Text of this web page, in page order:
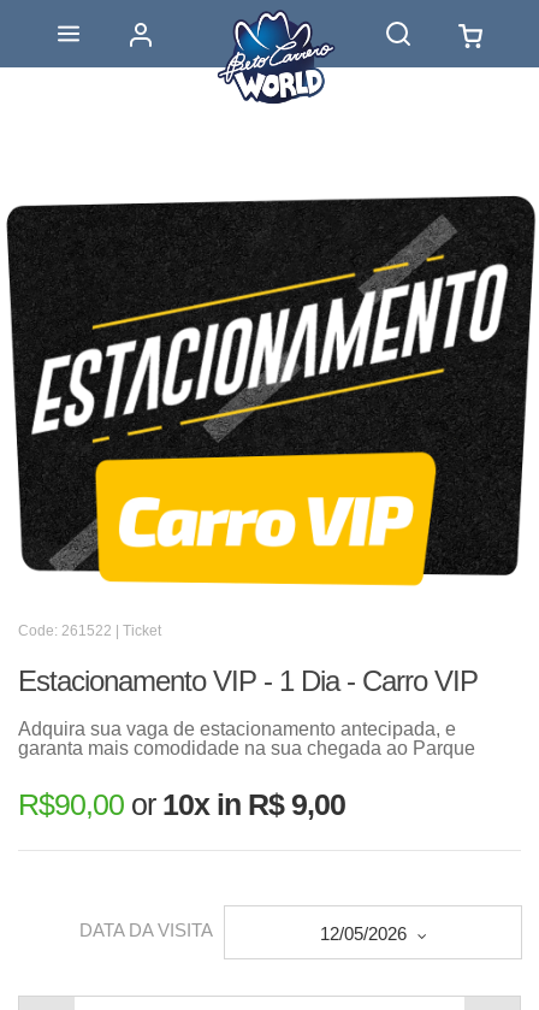
Code: 261522 | Ticket
Estacionamento VIP - 1 Dia - Carro VIP
Adquira sua vaga de estacionamento antecipada, e
garanta mais comodidade na sua chegada ao Parque
R$90,00 or 10x in R$ 9,00
DATA DA VISITA 12/05/2026